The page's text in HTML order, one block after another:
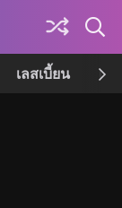
เลสเบี้ยน เค